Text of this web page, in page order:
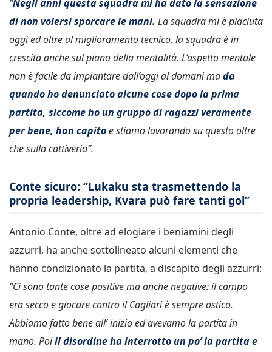
“Negli anni questa squadra mi ha dato la sensazione
di non volersi sporcare le mani. La squadra mi è piaciuta
oggi ed oltre al miglioramento tecnico, la squadra è in
crescita anche sul piano della mentalità. L’aspetto mentale
non è facile da impiantare dall’oggi al domani mada
quando ho denunciato alcune cose dopo la prima
partita, siccome ho un gruppo di ragazzi veramente
per bene, han capitoe stiamo lavorando su questo oltre
che sulla cattiveria”.
Conte sicuro: “Lukaku sta trasmettendo la
propria leadership, Kvara può fare tanti gol”
Antonio Conte, oltre ad elogiare i beniamini degli
azzurri, ha anche sottolineato alcuni elementi che
hanno condizionato la partita, a discapito degli azzurri:
“Ci sono tante cose positive ma anche negative: il campo
era secco e giocare contro il Cagliari è sempre ostico.
Abbiamo fatto bene all’ inizio ed avevamo la partita in
mano. Poiil disordine ha interrotto un po’ la partita e